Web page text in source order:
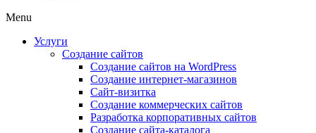
Menu
Услуги
Создание сайтов
Создание сайтов на WordPress
Создание интернет-магазинов
Сайт-визитка
Создание коммерческих сайтов
Разработка корпоративных сайтов
Создание сайта-каталога